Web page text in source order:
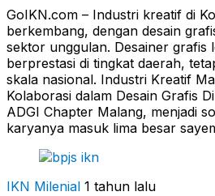
GoIKN.com – Industri kreatif di
berkembang, dengan desain
sektor unggulan. Desainer grafis
berprestasi di tingkat daerah,
skala nasional. Industri Kreatif
Kolaborasi dalam Desain Grafis
ADGI Chapter Malang, menjadi
karyanya masuk lima besar
IKN Milenial 1 tahun lalu